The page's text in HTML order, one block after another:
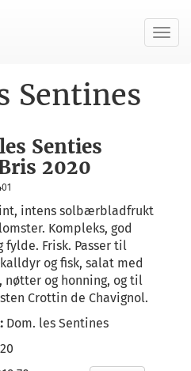
Sentines
Senties
2020
intens solbærbladfrukt
Kompleks, god
fylde. Frisk. Passer til
og fisk, salat med
nøtter og honning, og til
Crottin de Chavignol.
Dom. les Sentines